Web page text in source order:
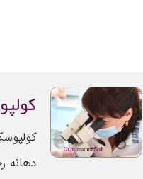
دهانه